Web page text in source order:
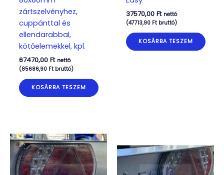
zártszelvényhez,
cuppánttal és
ellendarabbal,
kötőelemekkel, kpl.
67470,00 Ft nettó
(85686,90 Ftbruttó)
KOSÁRBA TESZEM
37570,00 Ft nettó
(47713,90 Ftbruttó)
KOSÁRBA TESZEM